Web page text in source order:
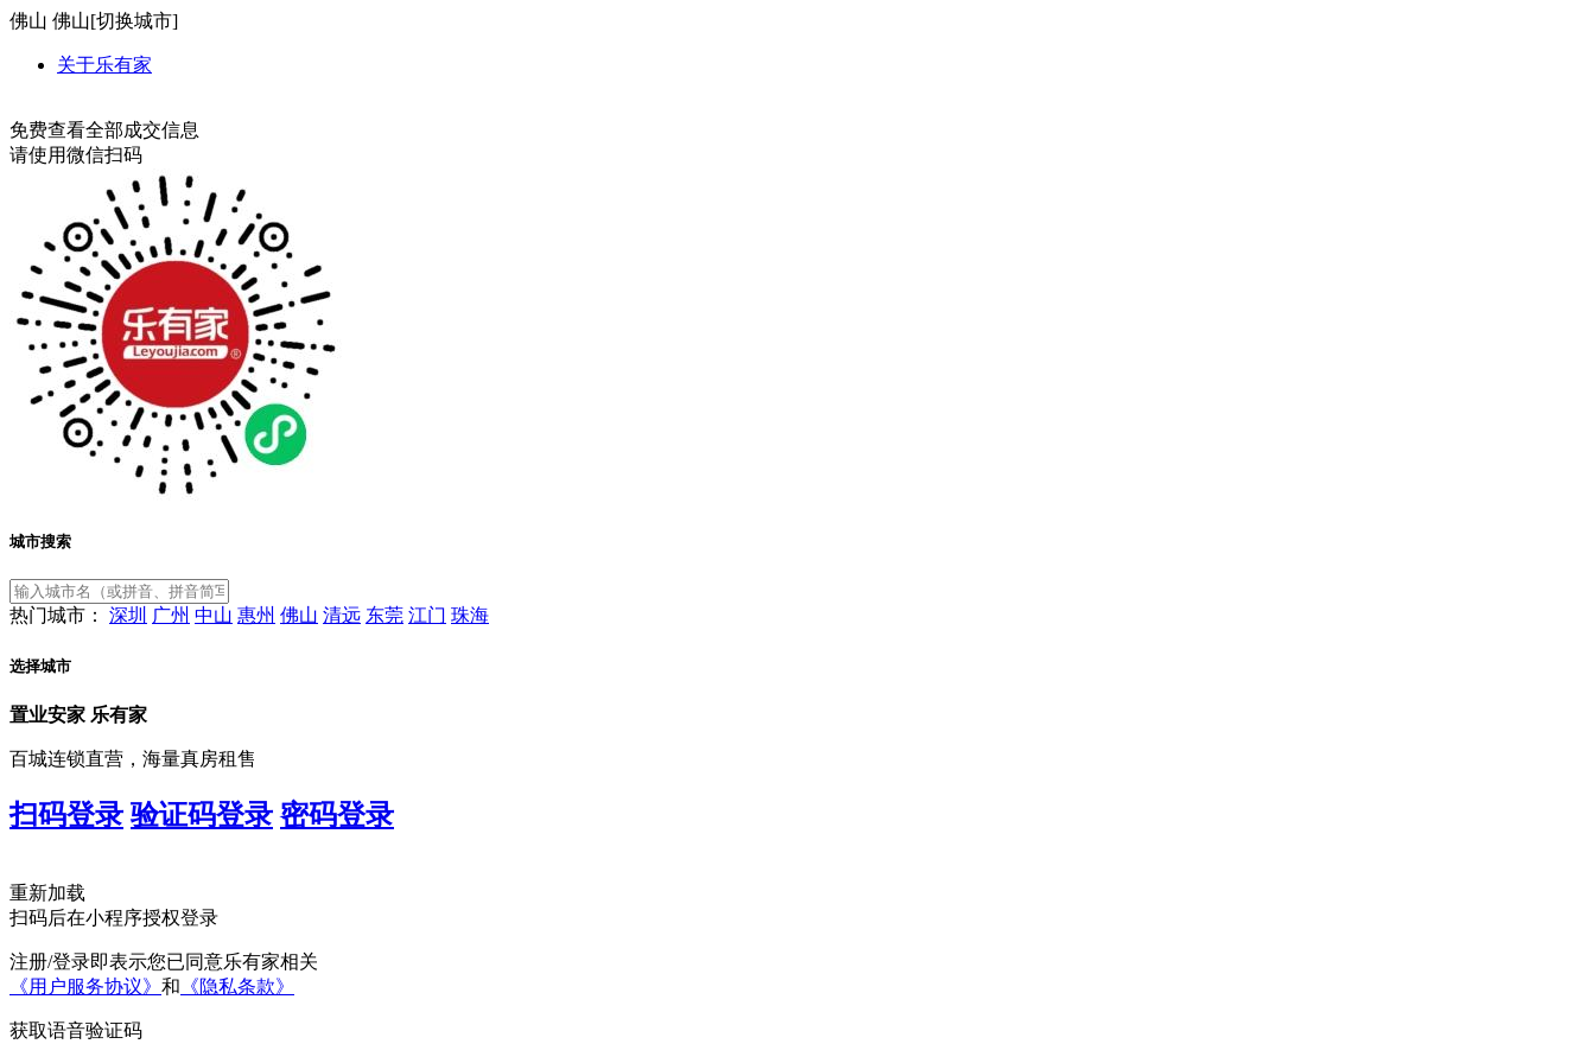
佛山 佛山[切换城市]
关于乐有家
免费查看全部成交信息
请使用微信扫码
城市搜索
热门城市： 深圳 广州 中山 惠州 佛山 清远 东莞 江门 珠海
选择城市
置业安家 乐有家
百城连锁直营，海量真房租售
扫码登录 验证码登录 密码登录
重新加载
扫码后在小程序授权登录
注册/登录即表示您已同意乐有家相关
《用户服务协议》 和 《隐私条款》
获取语音验证码